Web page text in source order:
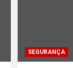
SEGURANÇA